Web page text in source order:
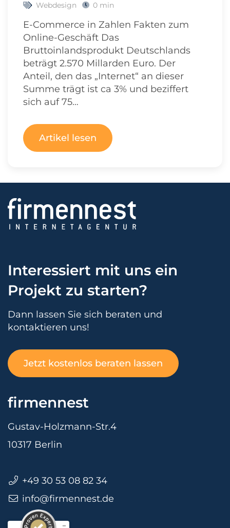
Webdesign 0 min
E-Commerce in Zahlen Fakten zum
Online-Geschäft Das
Bruttoinlandsprodukt Deutschlands
beträgt 2.570 Millarden Euro. Der
Anteil, den das „Internet“ an dieser
Summe trägt ist ca 3% und beziffert
sich auf 75…
Artikel lesen
Interessiert mit uns ein
Projekt zu starten?
Dann lassen Sie sich beraten und
kontaktieren uns!
Jetzt kostenlos beraten lassen
firmennest
Gustav-Holzmann-Str.4
10317 Berlin
+49 30 53 08 82 34
info@firmennest.de
Kundenbewertungen und Erfahrungen zu